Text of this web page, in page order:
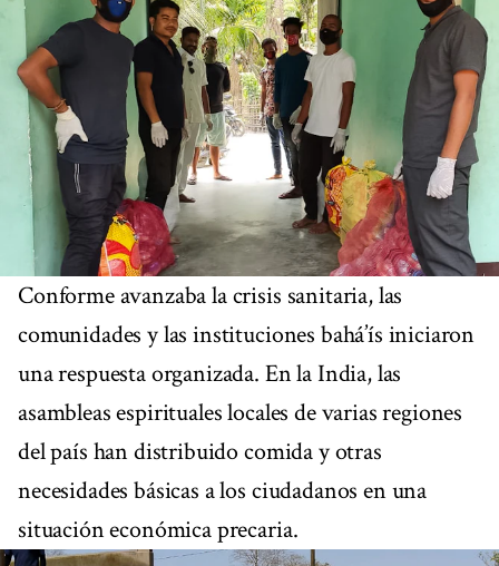
Conforme avanzaba la crisis sanitaria, las
comunidades y las instituciones bahá’ís iniciaron
una respuesta organizada. En la India, las
asambleas espirituales locales de varias regiones
del país han distribuido comida y otras
necesidades básicas a los ciudadanos en una
situación económica precaria.